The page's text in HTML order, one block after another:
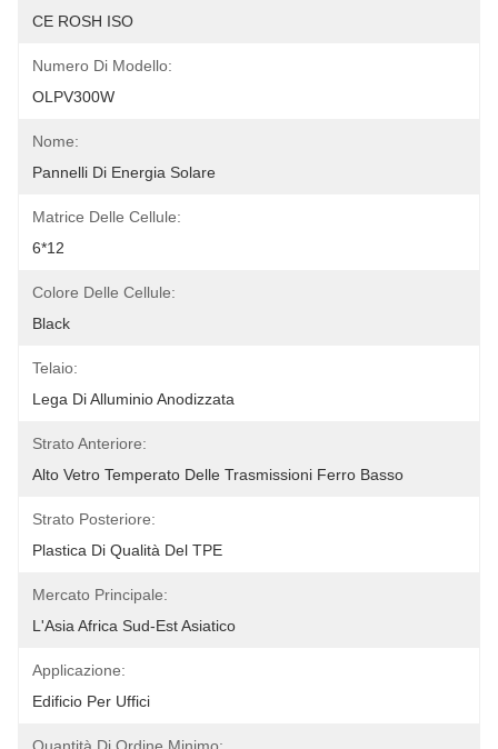
CE ROSH ISO
Numero Di Modello:
OLPV300W
Nome:
Pannelli Di Energia Solare
Matrice Delle Cellule:
6*12
Colore Delle Cellule:
Black
Telaio:
Lega Di Alluminio Anodizzata
Strato Anteriore:
Alto Vetro Temperato Delle Trasmissioni Ferro Basso
Strato Posteriore:
Plastica Di Qualità Del TPE
Mercato Principale:
L'Asia Africa Sud-Est Asiatico
Applicazione:
Edificio Per Uffici